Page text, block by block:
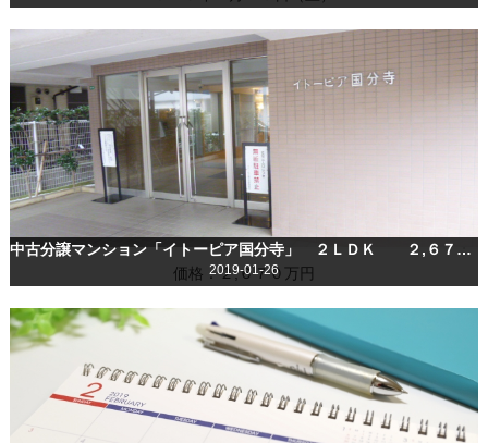
中古分譲マンション「イトーピア国分寺」 ２ＬＤＫ ２,６７０万円 公開中
2019-01-26
価格：２,６７０万円